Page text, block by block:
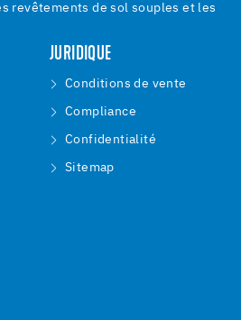
revêtements de sol souples et les
JURIDIQUE
Conditions de vente
Compliance
Confidentialité
Sitemap